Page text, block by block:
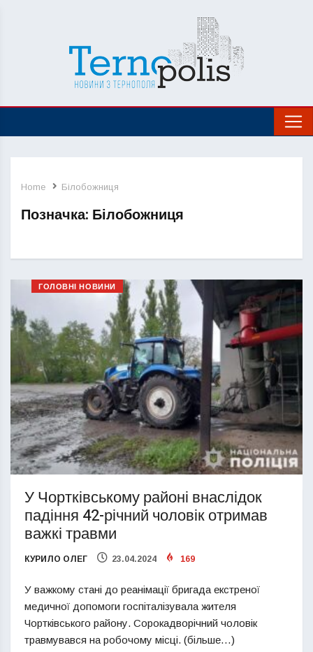
Home Білобожниця
Позначка: Білобожниця
ГОЛОВНІ НОВИНИ
У Чортківському районі внаслідок
падіння 42-річний чоловік отримав
важкі травми
КУРИЛО ОЛЕГ 23.04.2024 169
У важкому стані до реанімації бригада екстреної
медичної допомоги госпіталізувала жителя
Чортківського району. Сорокадворічний чоловік
травмувався на робочому місці. (більше…)